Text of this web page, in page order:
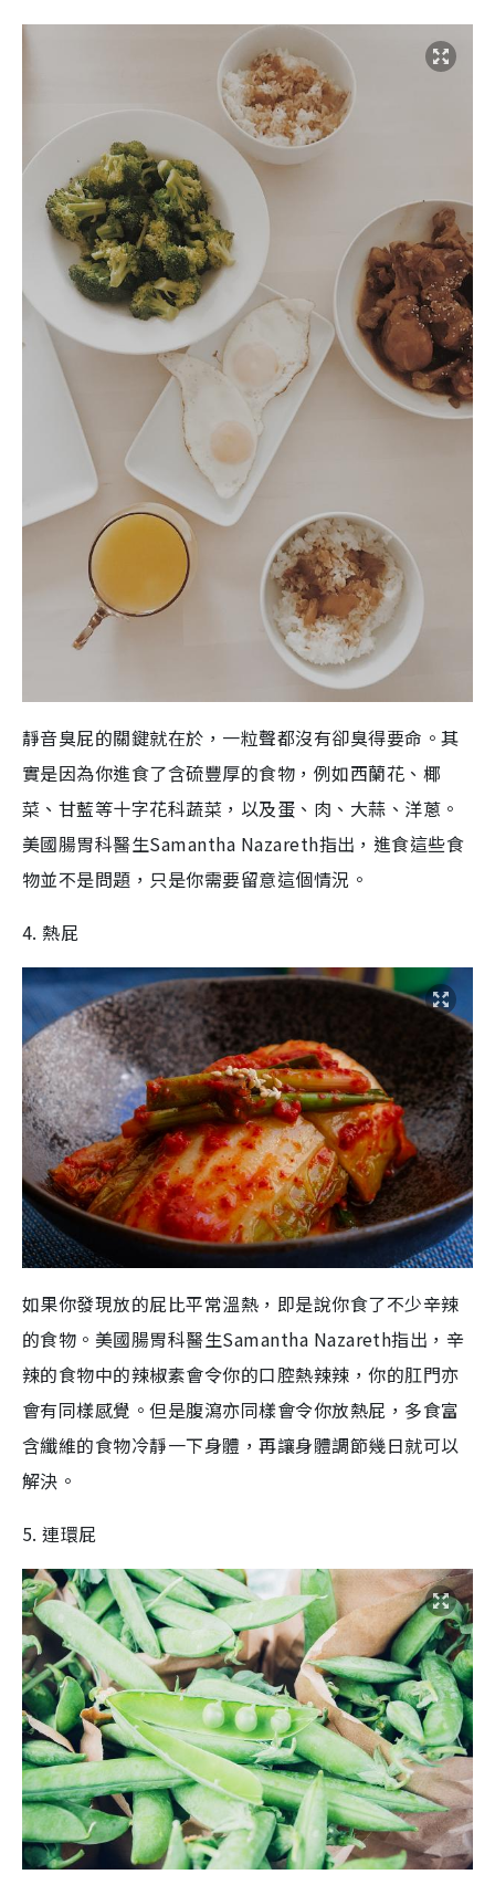
靜音臭屁的關鍵就在於，一粒聲都沒有卻臭得要命。其
實是因為你進食了含硫豐厚的食物，例如西蘭花、椰
菜、甘藍等十字花科蔬菜，以及蛋、肉、大蒜、洋蔥。
美國腸胃科醫生Samantha Nazareth指出，進食這些食
物並不是問題，只是你需要留意這個情況。
4. 熱屁
如果你發現放的屁比平常溫熱，即是說你食了不少辛辣
的食物。美國腸胃科醫生Samantha Nazareth指出，辛
辣的食物中的辣椒素會令你的口腔熱辣辣，你的肛門亦
會有同樣感覺。但是腹瀉亦同樣會令你放熱屁，多食富
含纖維的食物冷靜一下身體，再讓身體調節幾日就可以
解決。
5. 連環屁